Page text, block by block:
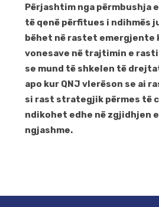
Përjashtim nga përmbushja
të qenë përfitues i ndihmës
bëhet në rastet emergjente
vonesave në trajtimin e
se mund të shkelen të
apo kur QNJ vlerëson se ai
si rast strategjik përmes të
ndikohet edhe në zgjidhjen
ngjashme.